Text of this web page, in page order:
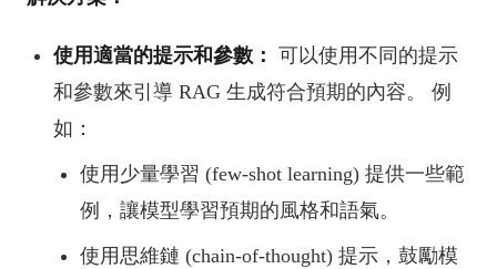
使用適當的提示和參數： 可以使用不同的提示
和參數來引導 RAG 生成符合預期的內容。 例
如：
使用少量學習 (few-shot learning) 提供一些範
例，讓模型學習預期的風格和語氣。
使用思維鏈 (chain-of-thought) 提示，鼓勵模